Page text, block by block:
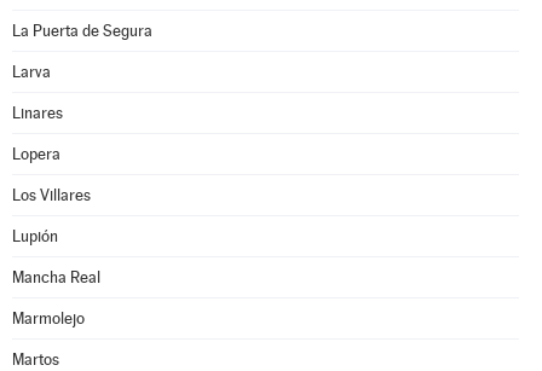
La Puerta de Segura
Larva
Linares
Lopera
Los Villares
Lupión
Mancha Real
Marmolejo
Martos